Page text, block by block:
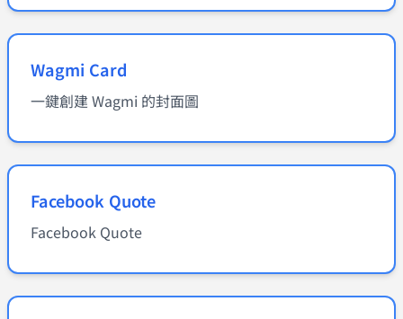
Wagmi Card
一鍵創建 Wagmi 的封面圖
Facebook Quote
Facebook Quote